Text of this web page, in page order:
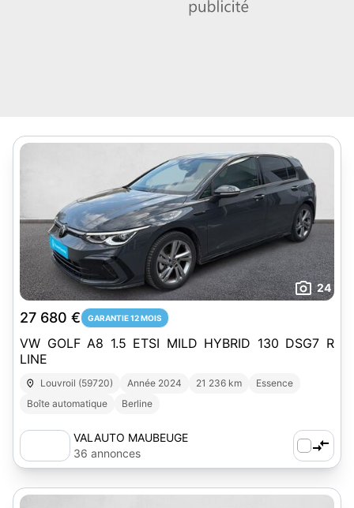
24
27 680 € GARANTIE 12 MOIS
VW GOLF A8 1.5 ETSI MILD HYBRID 130 DSG7 R
LINE
Louvroil (59720) Année 2024 21 236 km
Essence
Boîte automatique
Berline
VALAUTO MAUBEUGE
36 annonces